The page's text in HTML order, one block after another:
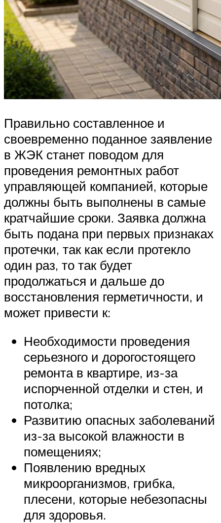
Правильно составленное и
своевременно поданное заявление
в ЖЭК станет поводом для
проведения ремонтных работ
управляющей компанией, которые
должны быть выполнены в самые
кратчайшие сроки. Заявка должна
быть подана при первых признаках
протечки, так как если протекло
один раз, то так будет
продолжаться и дальше до
восстановления герметичности, и
может привести к:
Необходимости проведения
серьезного и дорогостоящего
ремонта в квартире, из-за
испорченной отделки и стен, и
потолка;
Развитию опасных заболеваний
из-за высокой влажности в
помещениях;
Появлению вредных
микроорганизмов, грибка,
плесени, которые небезопасны
для здоровья.